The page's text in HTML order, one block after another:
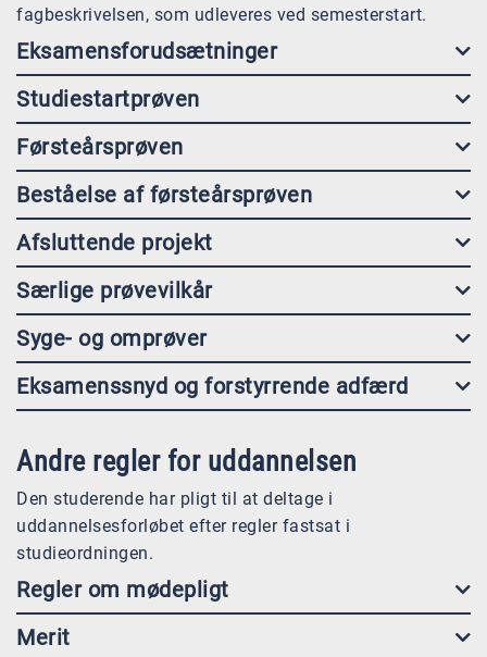
fagbeskrivelsen, som udleveres ved semesterstart.
Eksamensforudsætninger
Studiestartprøven
Førsteårsprøven
Beståelse af førsteårsprøven
Afsluttende projekt
Særlige prøvevilkår
Syge- og omprøver
Eksamenssnyd og forstyrrende adfærd
Andre regler for uddannelsen
Den studerende har pligt til at deltage i
uddannelsesforløbet efter regler fastsat i
studieordningen.
Regler om mødepligt
Merit